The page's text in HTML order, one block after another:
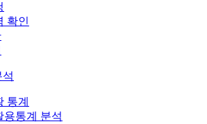
확인
석
통계
용통계 분석